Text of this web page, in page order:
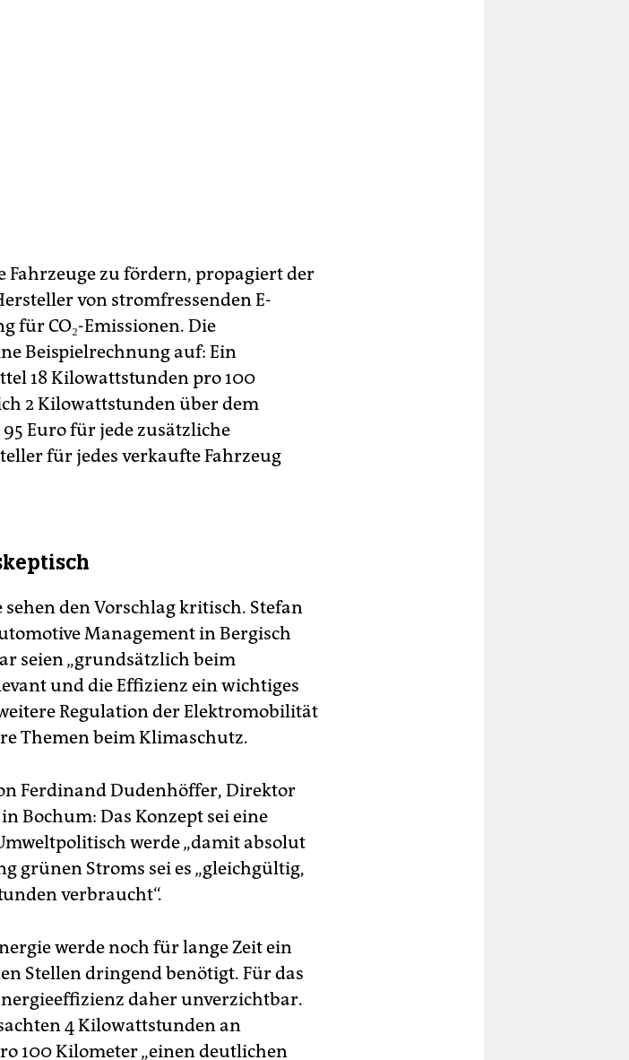
Fahrzeuge zu fördern, propagiert der
von stromfressenden E-
für CO₂-Emissionen. Die
Beispielrechnung auf: Ein
18 Kilowattstunden pro 100
2 Kilowattstunden über dem
Euro für jede zusätzliche
für jedes verkaufte Fahrzeug
den Vorschlag kritisch. Stefan
Management in Bergisch
seien „grundsätzlich beim
und die Effizienz ein wichtiges
Regulation der Elektromobilität
Themen beim Klimaschutz.
Ferdinand Dudenhöffer, Direktor
Bochum: Das Konzept sei eine
werde „damit absolut
grünen Stroms sei es „gleichgültig,
verbraucht“.
werde noch für lange Zeit ein
Stellen dringend benötigt. Für das
daher unverzichtbar.
4 Kilowattstunden an
100 Kilometer „einen deutlichen